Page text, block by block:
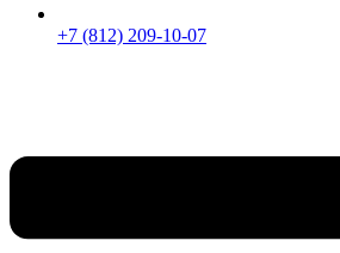
+7 (812) 209-10-07